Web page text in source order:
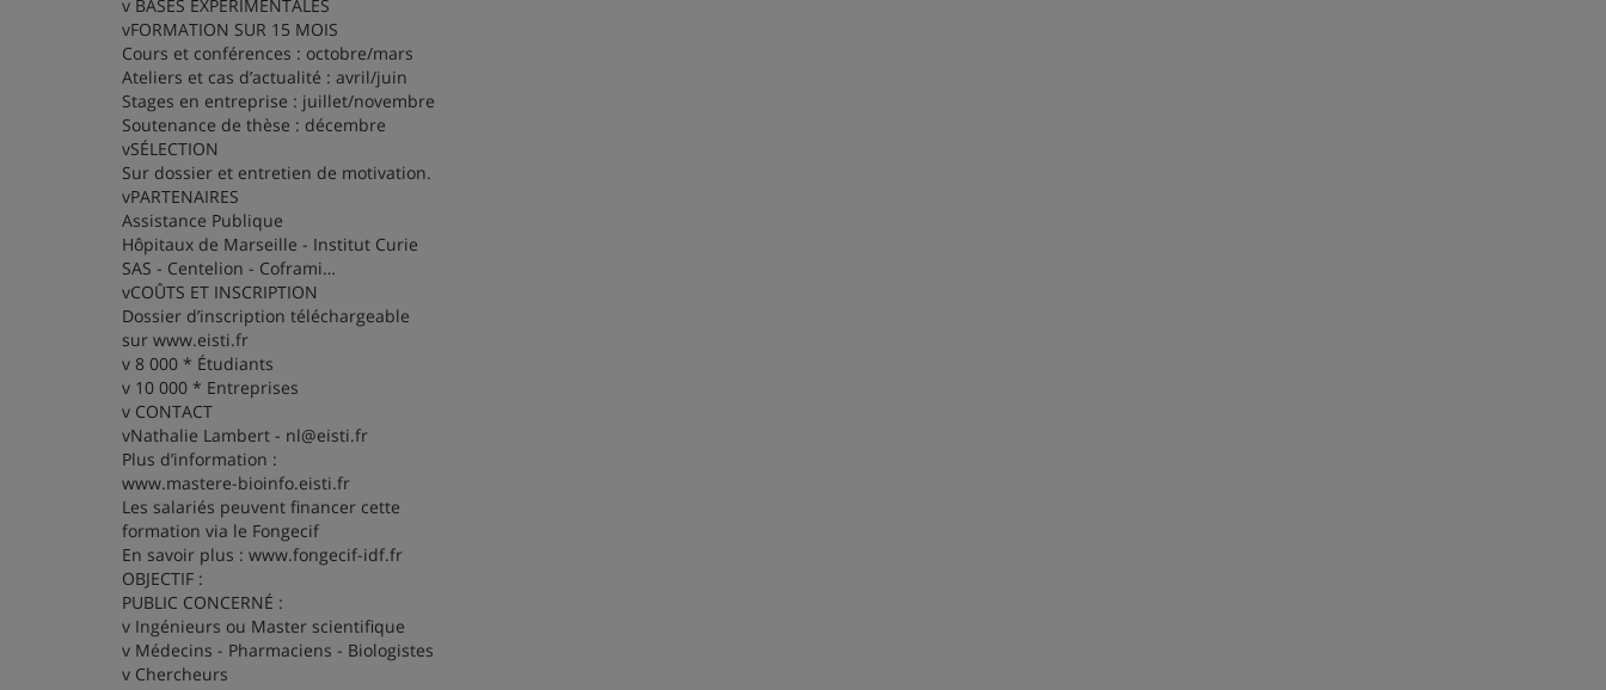
v BASES EXPÉRIMENTALES
vFORMATION SUR 15 MOIS
Cours et conférences : octobre/mars
Ateliers et cas d’actualité : avril/juin
Stages en entreprise : juillet/novembre
Soutenance de thèse : décembre
vSÉLECTION
Sur dossier et entretien de motivation.
vPARTENAIRES
Assistance Publique
Hôpitaux de Marseille - Institut Curie
SAS - Centelion - Coframi…
vCOÛTS ET INSCRIPTION
Dossier d’inscription téléchargeable
sur www.eisti.fr
v 8 000 * Étudiants
v 10 000 * Entreprises
v CONTACT
vNathalie Lambert - nl@eisti.fr
Plus d’information :
www.mastere-bioinfo.eisti.fr
Les salariés peuvent financer cette
formation via le Fongecif
En savoir plus : www.fongecif-idf.fr
OBJECTIF :
PUBLIC CONCERNÉ :
v Ingénieurs ou Master scientifique
v Médecins - Pharmaciens - Biologistes
v Chercheurs